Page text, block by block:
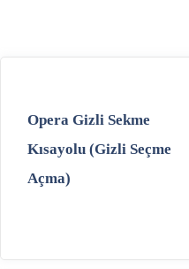
Opera Gizli Sekme
Kısayolu (Gizli Seçme
Açma)